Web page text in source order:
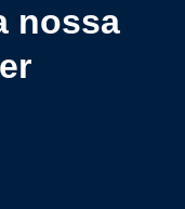
nossa